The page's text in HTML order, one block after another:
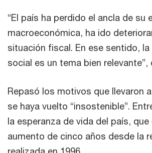
“El país ha perdido el ancla de su
macroeconómica, ha ido
situación fiscal. En ese sentido,
social es un tema bien relevante”,
Repasó los motivos que llevaron
se haya vuelto “insostenible”.
la esperanza de vida del país,
aumento de cinco años desde la